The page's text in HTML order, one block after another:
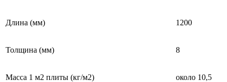
Длина (мм) 1200
Толщина (мм) 8
Масса 1 м2 плиты (кг/м2) около 10,5